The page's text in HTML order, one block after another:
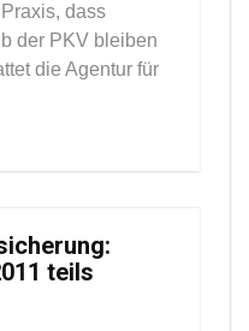
dass
der PKV bleiben
die Agentur für
teils